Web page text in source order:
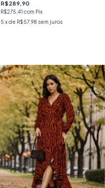
R$289,90
R$275,41 com Pix
5 x de R$57,98 sem juros